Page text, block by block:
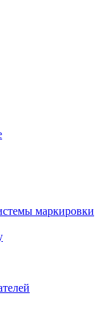
маркировки